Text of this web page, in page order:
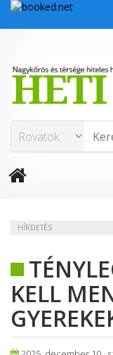
HÍRDETÉS
KELL